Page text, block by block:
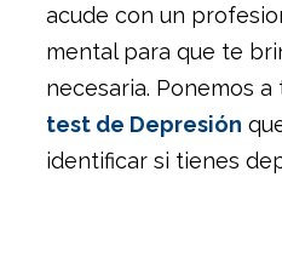
acude con un
mental para que te
necesaria. Ponemos
test de Depresión
identificar si tienes